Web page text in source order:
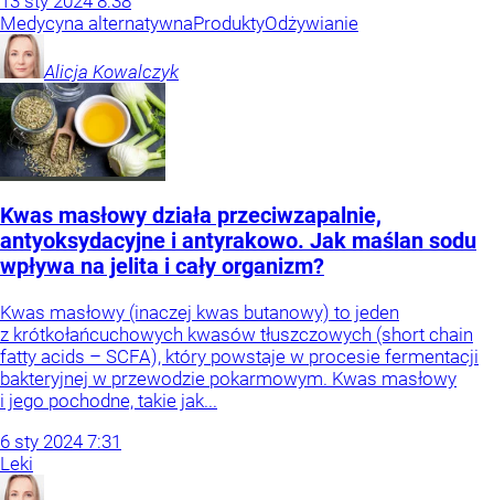
Medycyna alternatywnaProduktyOdżywianie
Alicja Kowalczyk
Kwas masłowy działa przeciwzapalnie,
antyoksydacyjne i antyrakowo. Jak maślan sodu
wpływa na jelita i cały organizm?
Kwas masłowy (inaczej kwas butanowy) to jeden
z krótkołańcuchowych kwasów tłuszczowych (short chain
fatty acids – SCFA), który powstaje w procesie fermentacji
bakteryjnej w przewodzie pokarmowym. Kwas masłowy
i jego pochodne, takie jak...
6 sty 2024 7:31
Leki